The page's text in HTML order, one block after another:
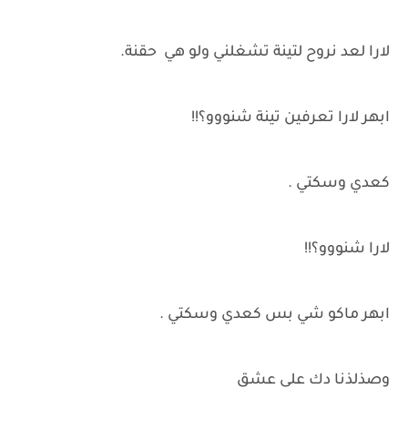
لارا لعد نروح لتينة تشغلني ولو هي حقنة.
ابهر لارا تعرفين تينة شنووو؟!!
كعدي وسكتي .
لارا شنووو؟!!
ابهر ماكو شي بس كعدي وسكتي .
وصذلذنا دك على عشق